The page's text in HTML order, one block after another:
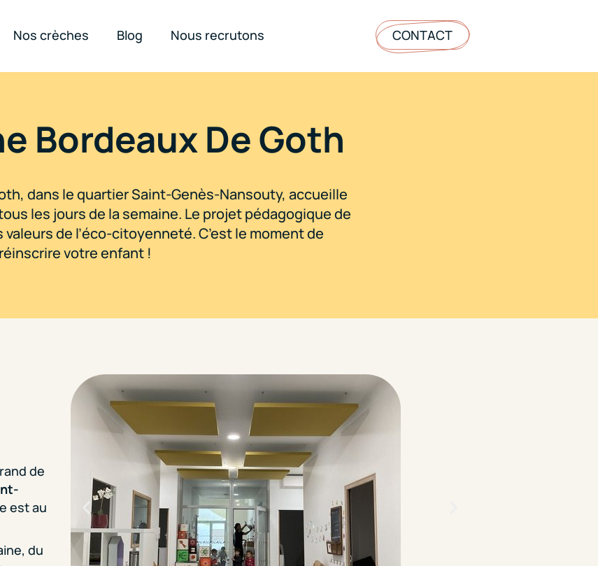
Nos crèches Blog Nous recrutons CONTACT
Bordeaux De Goth
dans le quartier Saint-Genès-Nansouty, accueille
les jours de la semaine. Le projet pédagogique de
de l’éco-citoyenneté. C’est le moment de
votre enfant !
de
est au
du